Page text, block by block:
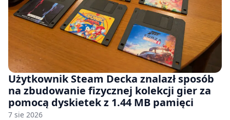
Użytkownik Steam Decka znalazł sposób
na zbudowanie fizycznej kolekcji gier za
pomocą dyskietek z 1.44 MB pamięci
7 sie 2026